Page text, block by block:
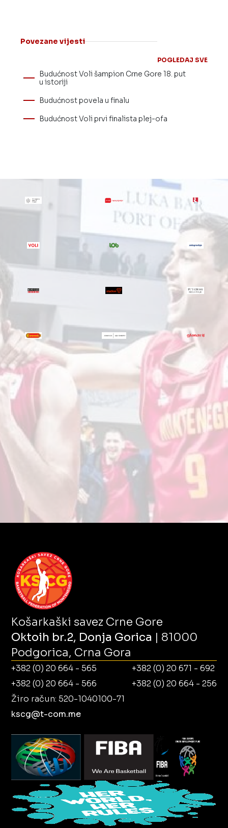
Povezane vijesti
POGLEDAJ SVE
Budućnost Voli šampion Crne Gore 18. put
u istoriji
Budućnost povela u finalu
Budućnost Voli prvi finalista plej-ofa
Košarkaški savez Crne Gore
Oktoih br.2, Donja Gorica | 81000
Podgorica, Crna Gora
+382 (0) 20 664 - 565
+382 (0) 20 664 - 566
Žiro račun: 520-1040100-71
kscg@t-com.me
+382 (0) 20 671 - 692
+382 (0) 20 664 - 256